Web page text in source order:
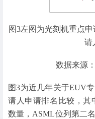
图3左图为光刻机重点
请
数据来源
图3为近几年关于EUV
请人申请排名比较，其
数量，ASML位列第二